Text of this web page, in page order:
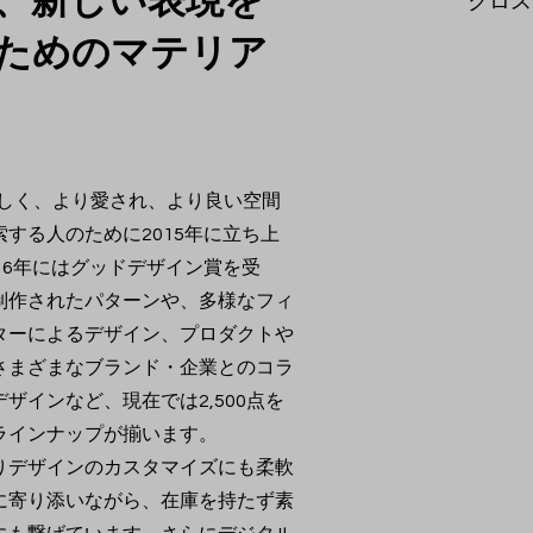
めのマテリア
く、より愛され、より良い空間
る人のために2015年に立ち上
年にはグッドデザイン賞を受
されたパターンや、多様なフィ
によるデザイン、プロダクトや
ざまなブランド・企業とのコラ
インなど、現在では2,500点を
ンナップが揃います。
ザインのカスタマイズにも柔軟
り添いながら、在庫を持たず素